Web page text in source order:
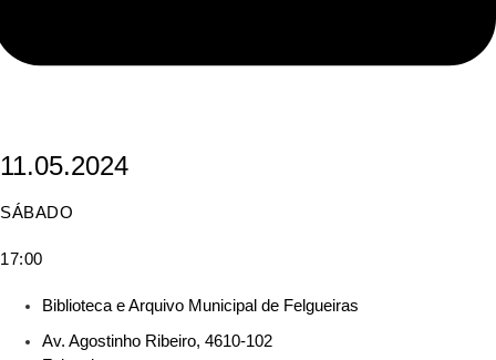
11.05.2024
SÁBADO
17:00
Biblioteca e Arquivo Municipal de Felgueiras
Av. Agostinho Ribeiro, 4610-102